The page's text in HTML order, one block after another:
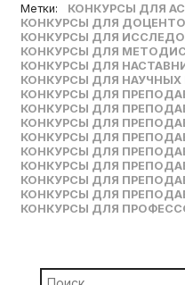
Метки:
КОНКУРСЫ ДЛЯ
КОНКУРСЫ ДЛЯ
КОНКУРСЫ ДЛЯ
КОНКУРСЫ ДЛЯ
КОНКУРСЫ ДЛЯ
КОНКУРСЫ ДЛЯ
КОНКУРСЫ ДЛЯ
КОНКУРСЫ ДЛЯ
КОНКУРСЫ ДЛЯ
КОНКУРСЫ ДЛЯ
КОНКУРСЫ ДЛЯ
КОНКУРСЫ ДЛЯ
КОНКУРСЫ ДЛЯ
КОНКУРСЫ ДЛЯ
КОНКУРСЫ ДЛЯ
Найти: